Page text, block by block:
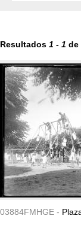
Resultados 1 - 1 de
03884FMHGE -